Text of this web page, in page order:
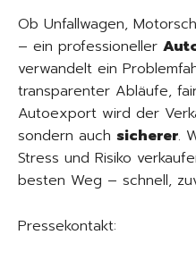
Ob Unfallwagen,
– ein professioneller
verwandelt ein
transparenter Abläufe,
Autoexport wird der
sondern auch sicherer.
Stress und Risiko
besten Weg – schnell,
Pressekontakt: